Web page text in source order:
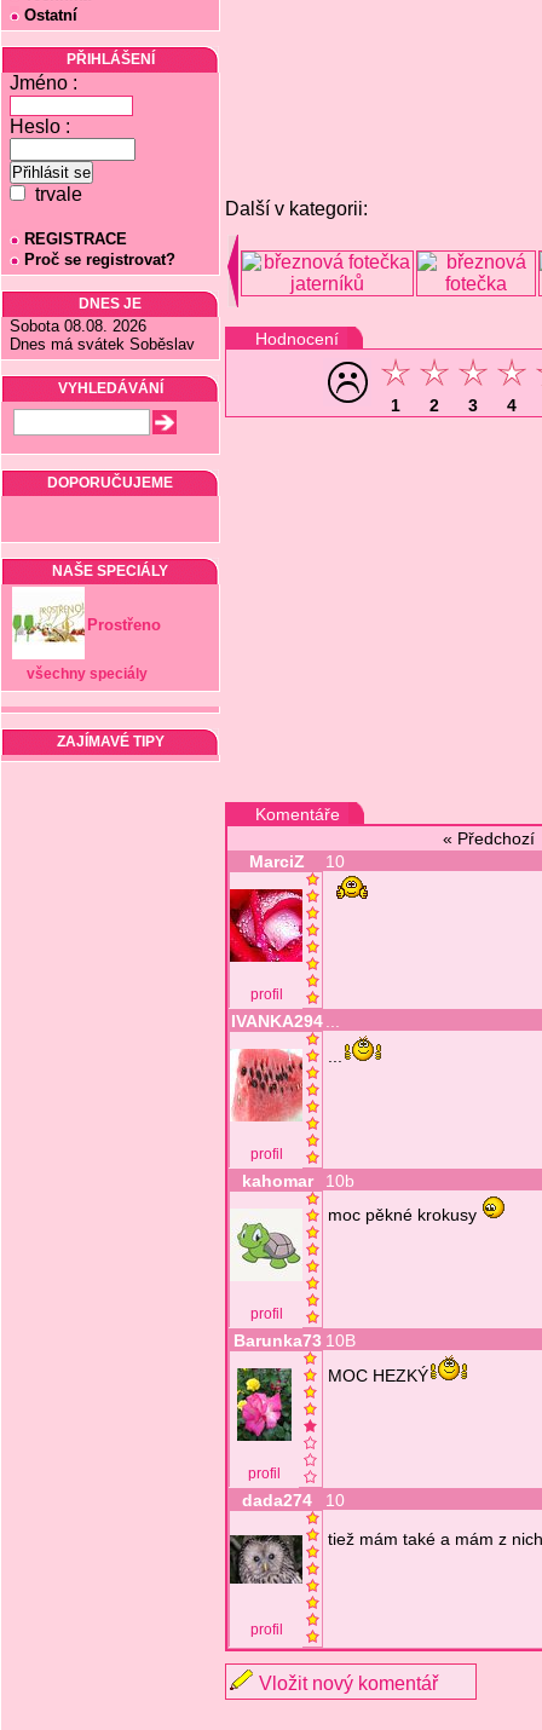
Ostatní
PŘIHLÁŠENÍ
Jméno :
Heslo :
trvale
REGISTRACE
Proč se registrovat?
DNES JE
Sobota 08.08. 2026
Dnes má svátek Soběslav
VYHLEDÁVÁNÍ
DOPORUČUJEME
NAŠE SPECIÁLY
Prostřeno
všechny speciály
ZAJÍMAVÉ TIPY
Další v kategorii:
Hodnocení
1 2 3 4
Komentáře
«
MarciZ
10
profil
IVANKA294
profil
kahomar 10b
profil
moc pěkné krokusy
Barunka73 10B
profil
MOC HEZKÝ
dada274 10
profil
tiež mám také a mám z
Vložit nový komentář